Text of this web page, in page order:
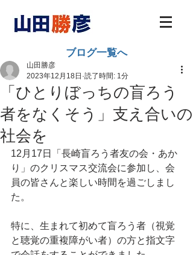
ブログ一覧へ
「ひとりぼっちの盲ろう
者をなくそう」支え合いの
社会を
山田勝彦
2023年12月18日 読了時間: 1分
12月17日「長崎盲ろう者友の会・あか
り」のクリスマス交流会に参加し、会
員の皆さんと楽しい時間を過ごしまし
た。
特に、生まれて初めて盲ろう者（視覚
と聴覚の重複障がい者）の方と指文字